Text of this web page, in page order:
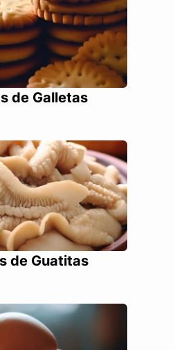
de Galletas
de Guatitas